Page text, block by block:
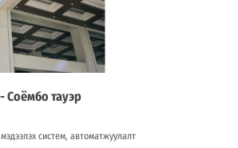
Соёмбо тауэр
систем, автоматжуулалт